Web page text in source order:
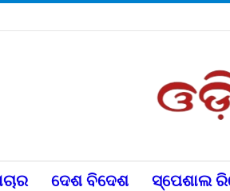
ଦେଶ ବିଦେଶ ସ୍ପେଶାଲ